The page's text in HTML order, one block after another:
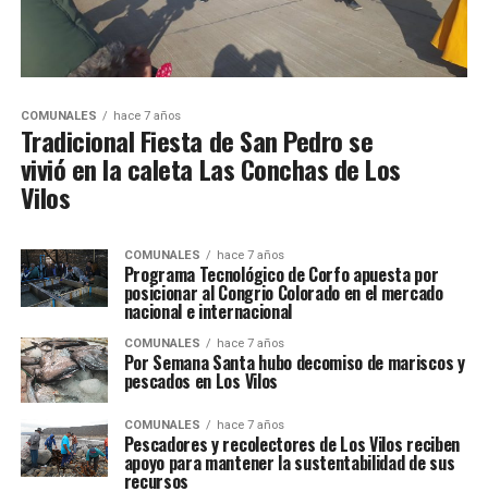
COMUNALES hace 7 años
Tradicional Fiesta de San Pedro se
vivió en la caleta Las Conchas de Los
Vilos
COMUNALES hace 7 años
Programa Tecnológico de Corfo apuesta por
posicionar al Congrio Colorado en el mercado
nacional e internacional
COMUNALES hace 7 años
Por Semana Santa hubo decomiso de mariscos y
pescados en Los Vilos
COMUNALES hace 7 años
Pescadores y recolectores de Los Vilos reciben
apoyo para mantener la sustentabilidad de sus
recursos